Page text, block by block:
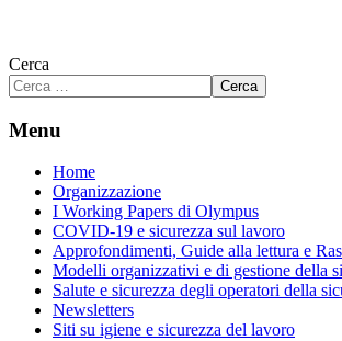
Cerca
Cerca
Menu
Home
Organizzazione
I Working Papers di Olympus
COVID-19 e sicurezza sul lavoro
Approfondimenti, Guide alla lettura e
Modelli organizzativi e di gestione della
Salute e sicurezza degli operatori della
Newsletters
Siti su igiene e sicurezza del lavoro